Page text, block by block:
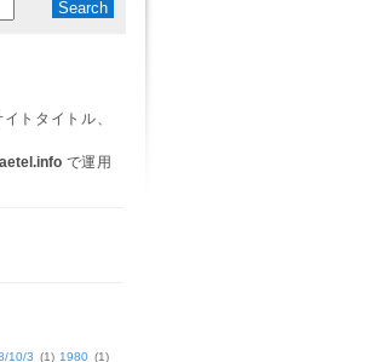
トタイトル、
で運用
10/3 (1) 1980 (1)